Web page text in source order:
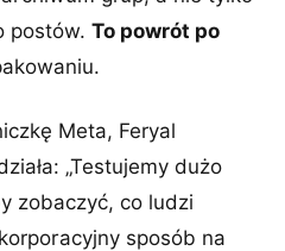
postów. To powrót po
Meta, Feryal
„Testujemy dużo
zobaczyć, co ludzi
sposób na